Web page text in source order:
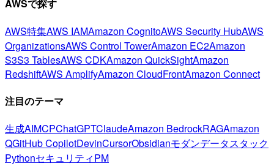
AWSで探す
AWS特集AWS IAMAmazon CognitoAWS Security HubAWS
OrganizationsAWS Control TowerAmazon EC2Amazon
S3S3 TablesAWS CDKAmazon QuickSightAmazon
RedshiftAWS AmplifyAmazon CloudFrontAmazon Connect
注目のテーマ
生成AIMCPChatGPTClaudeAmazon BedrockRAGAmazon
QGitHub CopilotDevinCursorObsidianモダンデータスタック
PythonセキュリティPM